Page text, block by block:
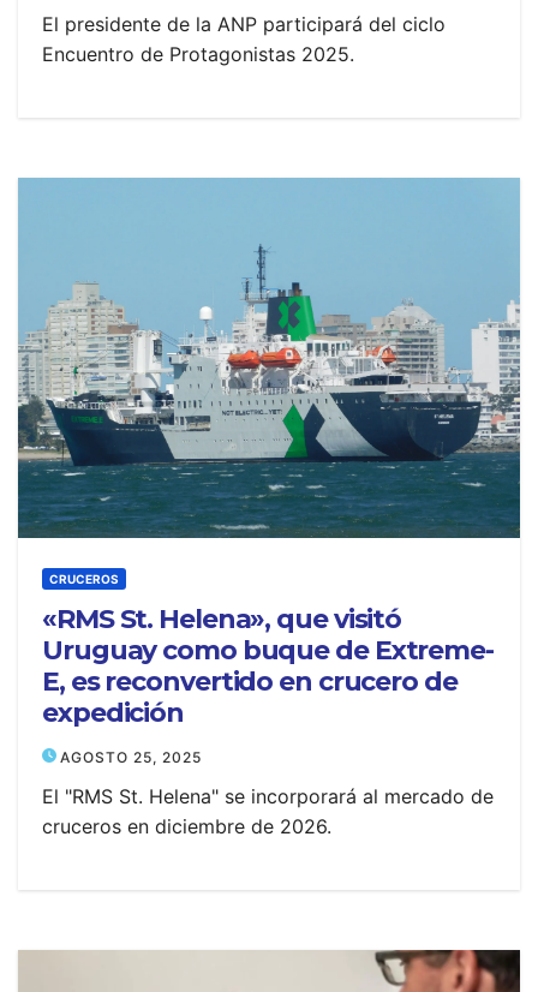
El presidente de la ANP participará del ciclo
Encuentro de Protagonistas 2025.
CRUCEROS
«RMS St. Helena», que visitó
Uruguay como buque de Extreme-
E, es reconvertido en crucero de
expedición
AGOSTO 25, 2025
El "RMS St. Helena" se incorporará al mercado de
cruceros en diciembre de 2026.